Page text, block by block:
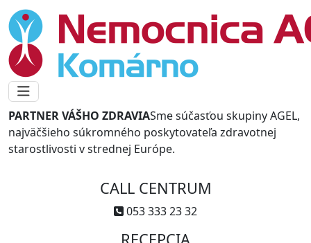
PARTNER VÁŠHO ZDRAVIASme súčasťou skupiny AGEL,
najväčšieho súkromného poskytovateľa zdravotnej
starostlivosti v strednej Európe.
CALL CENTRUM
053 333 23 32